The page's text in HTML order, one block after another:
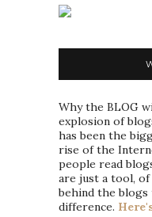
Why the BLOG
explosion of
has been the
rise of the
people read
are just a tool,
behind the
difference.